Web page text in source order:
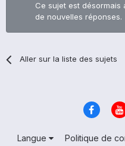
Ce sujet est
de nouvelles réponses.
Aller sur la liste des sujets
Langue Politique de